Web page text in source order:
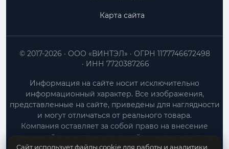
Карта сайта
ООО «ВИНТЭЛ»
ОГРН 1177746672498
ИНН 7720387266
© 2017-2026
Информация на сайте носит исключительно
информационный характер. Все изображения,
представленные на сайте, приведены для наглядности
и могут отличаться от реального товара.
Компания оставляет за собой право на внесение
изменений в конструкцию, дизайн и характеристики
Сайт использует файлы cookie для работы и аналитики